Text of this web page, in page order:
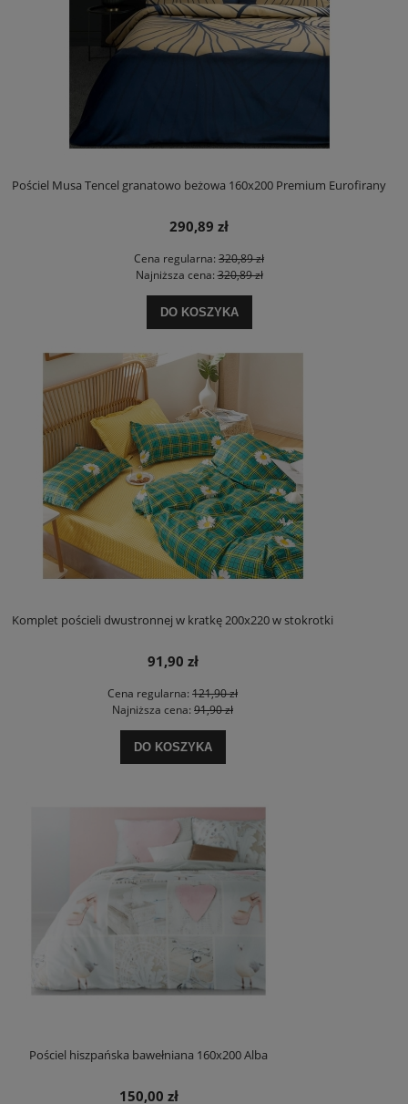
Pościel Musa Tencel granatowo beżowa 160x200 Premium Eurofirany
290,89 zł
Cena regularna: 320,89 zł
Najniższa cena:320,89 zł
DO KOSZYKA
Komplet pościeli dwustronnej w kratkę 200x220 w stokrotki
91,90 zł
Cena regularna: 121,90 zł
Najniższa cena: 91,90 zł
DO KOSZYKA
Pościel hiszpańska bawełniana 160x200 Alba
150,00 zł